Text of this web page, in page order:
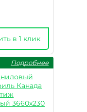
в 1 клик
Подробнее
Канада
3660х230